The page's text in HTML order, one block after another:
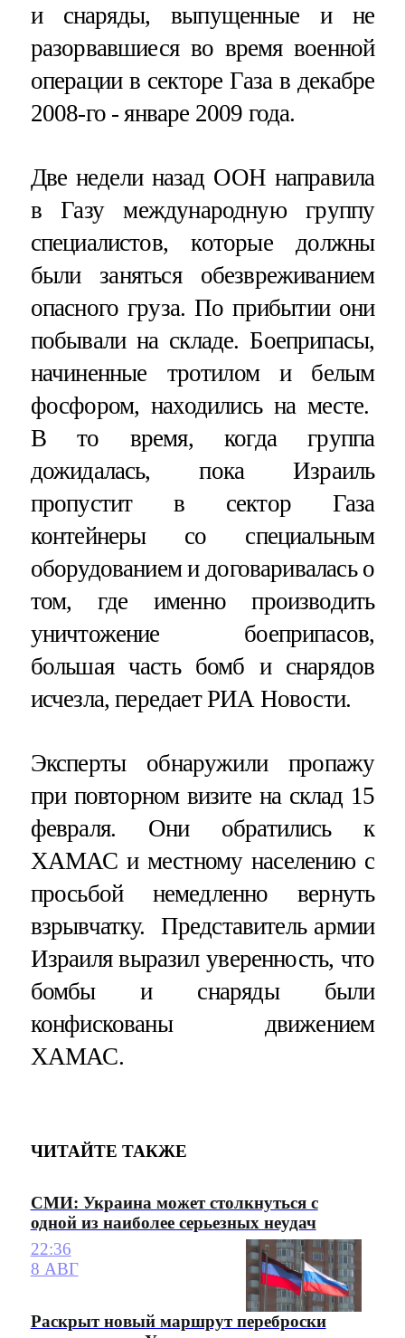
и снаряды, выпущенные и не
разорвавшиеся во время военной
операции в секторе Газа в декабре
2008-го - январе 2009 года.
Две недели назад ООН направила
в Газу международную группу
специалистов, которые должны
были заняться обезвреживанием
опасного груза. По прибытии они
побывали на складе. Боеприпасы,
начиненные тротилом и белым
фосфором, находились на месте.
В то время, когда группа
дожидалась, пока Израиль
пропустит в сектор Газа
контейнеры со специальным
оборудованием и договаривалась о
том, где именно производить
уничтожение боеприпасов,
большая часть бомб и снарядов
исчезла, передает РИА Новости.
Эксперты обнаружили пропажу
при повторном визите на склад 15
февраля. Они обратились к
ХАМАС и местному населению с
просьбой немедленно вернуть
взрывчатку. Представитель армии
Израиля выразил уверенность, что
бомбы и снаряды были
конфискованы движением
ХАМАС.
ЧИТАЙТЕ ТАКЖЕ
СМИ: Украина может столкнуться с
одной из наиболее серьезных неудач
22:36
8 АВГ
Раскрыт новый маршрут переброски